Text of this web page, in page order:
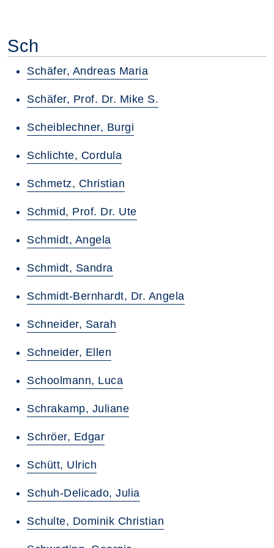
Sch
Schäfer, Andreas Maria
Schäfer, Prof. Dr. Mike S.
Scheiblechner, Burgi
Schlichte, Cordula
Schmetz, Christian
Schmid, Prof. Dr. Ute
Schmidt, Angela
Schmidt, Sandra
Schmidt-Bernhardt, Dr. Angela
Schneider, Sarah
Schneider, Ellen
Schoolmann, Luca
Schrakamp, Juliane
Schröer, Edgar
Schütt, Ulrich
Schuh-Delicado, Julia
Schulte, Dominik Christian